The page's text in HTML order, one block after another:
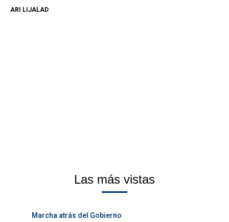
ARI LIJALAD
Las más vistas
Marcha atrás del Gobierno